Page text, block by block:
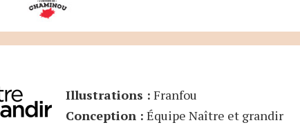
Illustrations : Franfou
Conception : Équipe Naître et grandir